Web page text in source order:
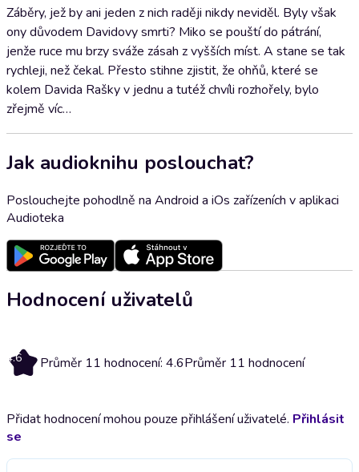
Záběry, jež by ani jeden z nich raději nikdy neviděl. Byly však
ony důvodem Davidovy smrti? Miko se pouští do pátrání,
jenže ruce mu brzy sváže zásah z vyšších míst. A stane se tak
rychleji, než čekal. Přesto stihne zjistit, že ohňů, které se
kolem Davida Rašky v jednu a tutéž chvíli rozhořely, bylo
zřejmě víc…
Jak audioknihu poslouchat?
Poslouchejte pohodlně na Android a iOs zařízeních v aplikaci
Audioteka
Hodnocení uživatelů
4.6 Průměr 11 hodnocení: 4.6Průměr 11 hodnocení
Přidat hodnocení mohou pouze přihlášení uživatelé. Přihlásit
se